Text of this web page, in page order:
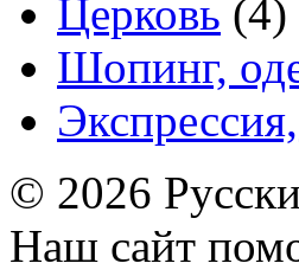
Церковь (4)
Шопинг,
© 2026
Наш сайт